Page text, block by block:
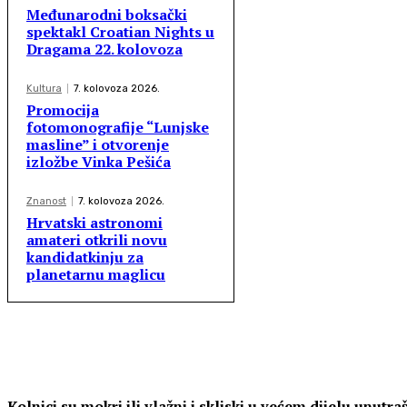
Međunarodni boksački
spektakl Croatian Nights u
Dragama 22. kolovoza
Kultura 7. kolovoza 2026.
Promocija
fotomonografije “Lunjske
masline” i otvorenje
izložbe Vinka Pešića
Znanost 7. kolovoza 2026.
Hrvatski astronomi
amateri otkrili novu
kandidatkinju za
planetarnu maglicu